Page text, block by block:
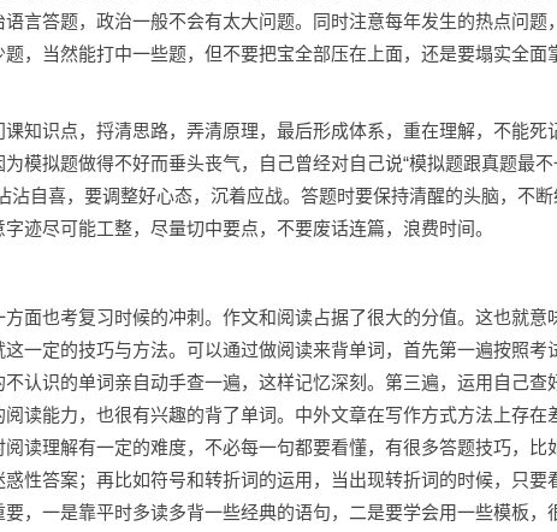
言答题，政治一般不会有太大问题。同时注意每年发生的热点问题
，当然能打中一些题，但不要把宝全部压在上面，还是要塌实全面
知识点，捋清思路，弄清原理，最后形成体系，重在理解，不能死
模拟题做得不好而垂头丧气，自己曾经对自己说“模拟题跟真题最
沾自喜，要调整好心态，沉着应战。答题时要保持清醒的头脑，不断
迹尽可能工整，尽量切中要点，不要废话连篇，浪费时间。
面也考复习时候的冲刺。作文和阅读占据了很大的分值。这也就意
一定的技巧与方法。可以通过做阅读来背单词，首先第一遍按照考
认识的单词亲自动手查一遍，这样记忆深刻。第三遍，运用自己查
读能力，也很有兴趣的背了单词。中外文章在写作方式方法上存在
读理解有一定的难度，不必每一句都要看懂，有很多答题技巧，比
性答案；再比如符号和转折词的运用，当出现转折词的时候，只要
，一是靠平时多读多背一些经典的语句，二是要学会用一些模板，